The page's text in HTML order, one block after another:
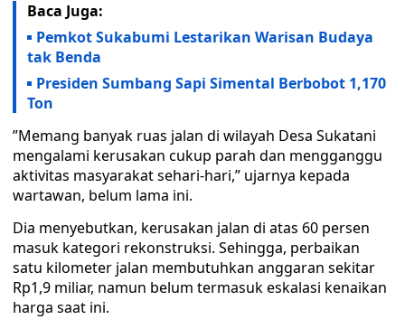
Baca Juga:
Pemkot Sukabumi Lestarikan Warisan Budaya
tak Benda
Presiden Sumbang Sapi Simental Berbobot 1,170
Ton
‎”Memang banyak ruas jalan di wilayah Desa Sukatani
mengalami kerusakan cukup parah dan mengganggu
aktivitas masyarakat sehari-hari,” ujarnya kepada
wartawan, belum lama ini.
‎Dia menyebutkan, kerusakan jalan di atas 60 persen
masuk kategori rekonstruksi. Sehingga, perbaikan
satu kilometer jalan membutuhkan anggaran sekitar
Rp1,9 miliar, namun belum termasuk eskalasi kenaikan
harga saat ini.